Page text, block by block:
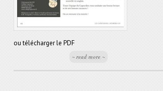
ou télécharger le PDF
~ read more ~